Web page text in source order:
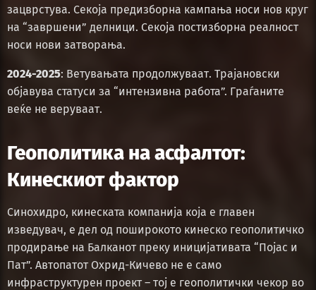
зацврстува. Секоја предизборна кампања носи нов круг
на “завршени” делници. Секоја постизборна реалност
носи нови затворања.
2024-2025: Ветувањата продолжуваат. Трајановски
објавува статуси за “интензивна работа”. Граѓаните
веќе не веруваат.
Геополитика на асфалтот:
Кинескиот фактор
Синохидро, кинеската компанија која е главен
изведувач, е дел од поширокото кинеско геополитичко
продирање на Балканот преку иницијативата “Појас и
Пат”. Автопатот Охрид-Кичево не е само
инфраструктурен проект – тој е геополитички чекор во